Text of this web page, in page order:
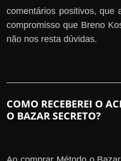
comentários positivos, que
compromisso que Breno
não nos resta dúvidas.
COMO RECEBEREI O
O BAZAR SECRETO?